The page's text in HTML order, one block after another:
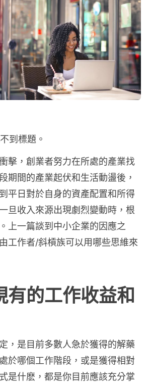
到標題。
擊，創業者努力在所處的產業找
期間的產業起伏和生活動盪後，
平日對於自身的資產配置和所得
旦收入來源出現劇烈變動時，根
上一篇談到中小企業的因應之
工作者/斜槓族可以用哪些思維來
有的工作收益和
，是目前多數人急於獲得的解藥
於哪個工作階段，或是獲得相對
是什麽，都是你目前應該充分掌